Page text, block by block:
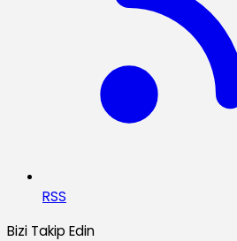
RSS
Bizi Takip Edin